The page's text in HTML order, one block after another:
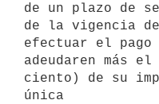
de un plazo de
de la vigencia
efectuar el pago
adeudaren más
ciento) de su
única